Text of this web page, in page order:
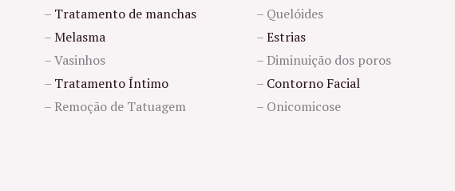
– Tratamento de manchas
–Melasma
– Vasinhos
– Tratamento Íntimo
– Remoção de Tatuagem
– Quelóides
–Estrias
– Diminuição dos poros
– Contorno Facial
– Onicomicose